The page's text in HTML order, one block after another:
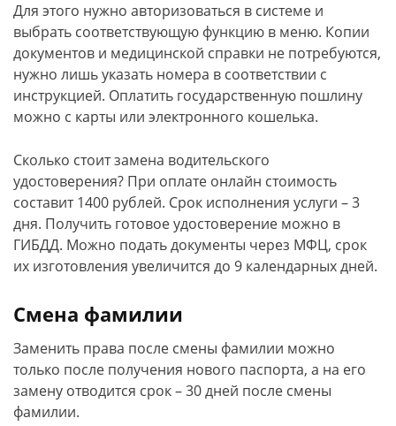
Для этого нужно авторизоваться в системе и
выбрать соответствующую функцию в меню. Копии
документов и медицинской справки не потребуются,
нужно лишь указать номера в соответствии с
инструкцией. Оплатить государственную пошлину
можно с карты или электронного кошелька.
Сколько стоит замена водительского
удостоверения? При оплате онлайн стоимость
составит 1400 рублей. Срок исполнения услуги – 3
дня. Получить готовое удостоверение можно в
ГИБДД. Можно подать документы через МФЦ, срок
их изготовления увеличится до 9 календарных дней.
Смена фамилии
Заменить права после смены фамилии можно
только после получения нового паспорта, а на его
замену отводится срок – 30 дней после смены
фамилии.